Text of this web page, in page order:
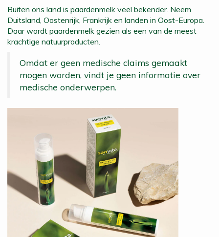
Buiten ons land is paardenmelk veel bekender. Neem
Duitsland, Oostenrijk, Frankrijk en landen in Oost-Europa.
Daar wordt paardenmelk gezien als een van de meest
krachtige natuurproducten.
Omdat er geen medische claims gemaakt
mogen worden, vindt je geen informatie over
medische onderwerpen.